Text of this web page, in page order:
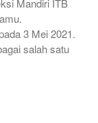
Mandiri ITB
3 Mei 2021.
salah satu